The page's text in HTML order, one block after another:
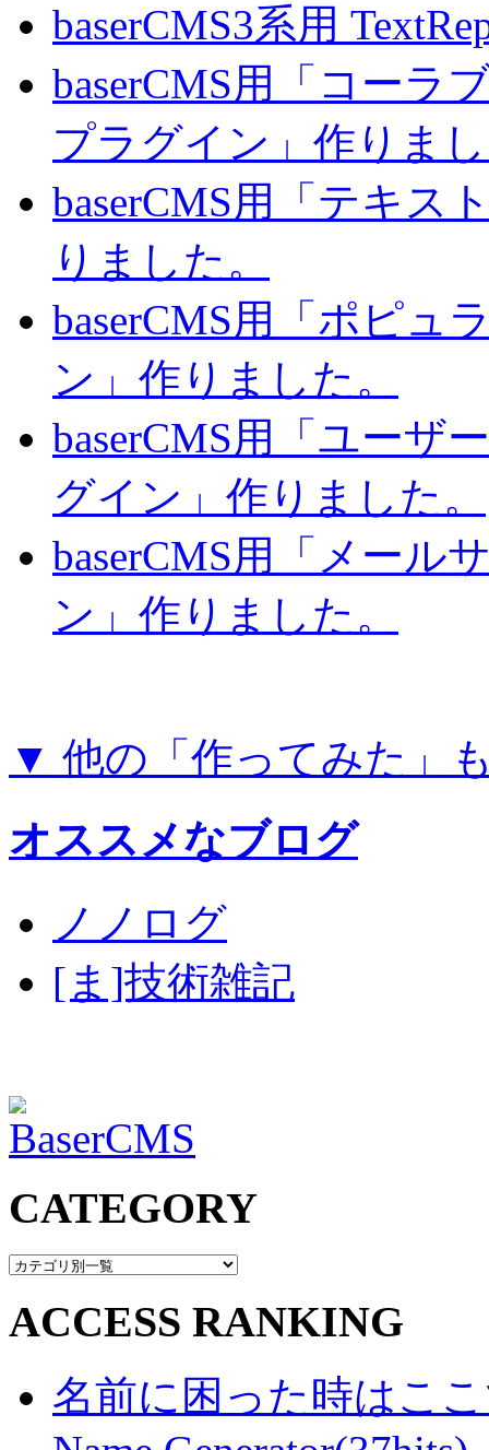
baserCMS3系用
baserCMS用「コーラ
プラグイン」作りま
baserCMS用「テキス
りました。
baserCMS用「ポピュ
ン」作りました。
baserCMS用「ユーザ
グイン」作りました。
baserCMS用「メール
ン」作りました。
▼ 他の「作ってみた」
オススメなブログ
ノノログ
[ま]技術雑記
CATEGORY
ACCESS RANKING
名前に困った時はここ